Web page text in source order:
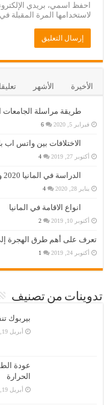
احفظ اسمي، بريدي
لاستخدامها المرة المقبلة
الأخيرة الأشهر
طريقة مراسلة الجامعات
فبراير 5, 2020 6
الاختلافات بين واتس
أكتوبر 27, 2019 4
الدراسة في المانيا 2020 واهم التفاصيل عنها
يناير 28, 2020 4
انواع الاقامة في المانيا
أكتوبر 10, 2019 2
تعرف على أهم طرق الهجرة إلى
أكتوبر 24, 2019 1
تدوينات من تصنيف
بيربوك
أبريل 19, 2024
عودة
الحرارة
أبريل 19, 2024